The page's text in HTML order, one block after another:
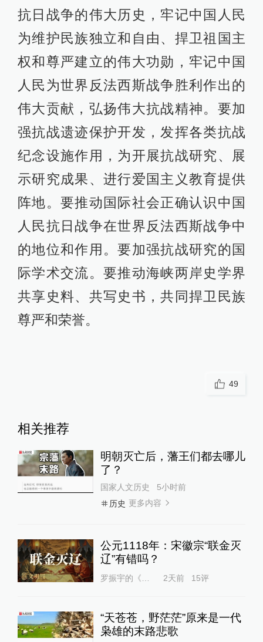
抗日战争的伟大历史，牢记中国人民
为维护民族独立和自由、捍卫祖国主
权和尊严建立的伟大功勋，牢记中国
人民为世界反法西斯战争胜利作出的
伟大贡献，弘扬伟大抗战精神。要加
强抗战遗迹保护开发，发挥各类抗战
纪念设施作用，为开展抗战研究、展
示研究成果、进行爱国主义教育提供
阵地。要推动国际社会正确认识中国
人民抗日战争在世界反法西斯战争中
的地位和作用。要加强抗战研究的国
际学术交流。要推动海峡两岸史学界
共享史料、共写史书，共同捍卫民族
尊严和荣誉。
49
相关推荐
明朝灭亡后，藩王们都去哪儿
了？
国家人文历史
5小时前
历史 更多内容
公元1118年：宋徽宗“联金灭
辽”有错吗？
罗振宇的《文明之旅》 2天前 15评
“天苍苍，野茫茫”原来是一代
枭雄的末路悲歌